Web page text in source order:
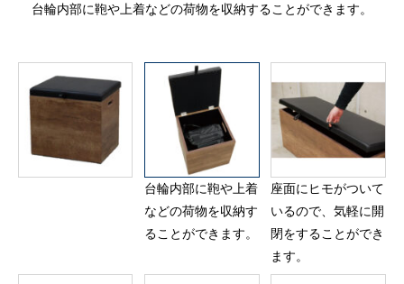
台輪内部に鞄や上着などの荷物を収納することができます。
台輪内部に鞄や上着
などの荷物を収納す
ることができます。
座面にヒモがついて
いるので、気軽に開
閉をすることができ
ます。